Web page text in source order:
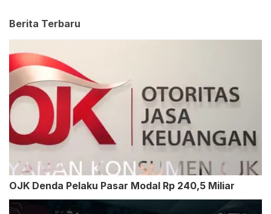
Berita Terbaru
OJK Denda Pelaku Pasar Modal Rp 240,5 Miliar